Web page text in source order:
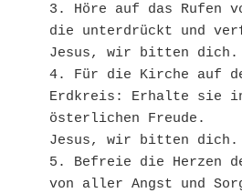
3. Höre auf das Rufen
die unterdrückt und
Jesus, wir bitten dich.
4. Für die Kirche auf
Erdkreis: Erhalte sie
österlichen Freude.
Jesus, wir bitten dich.
5. Befreie die Herzen
von aller Angst und